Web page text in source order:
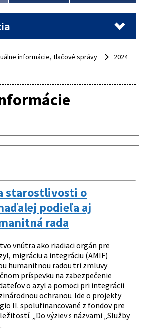
informácie, tlačové správy
2024
starostlivosti o
podieľa aj
rada
vnútra ako riadiaci orgán pre
migráciu a integráciu (AMIF)
humanitnou radou tri zmluvy
príspevku na zabezpečenie
o azyl a pomoci pri integrácii
ochranou. Ide o projekty
II. spolufinancované z fondov pre
„Do výziev s názvami „Služby